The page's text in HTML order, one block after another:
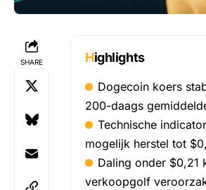
SHARE Highlights
Dogecoin koers
200-daags
Technische
mogelijk herstel tot
Daling onder $0,21
verkoopgolf